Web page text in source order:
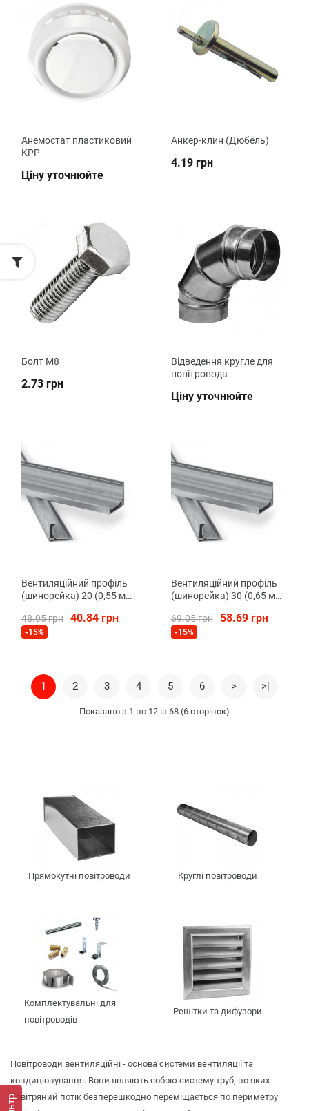
Анемостат пластиковий
KPP
Ціну уточнюйте
Анкер-клин (Дюбель)
4.19 грн
Болт M8
2.73 грн
Відведення кругле для
повітровода
Ціну уточнюйте
Вентиляційний профіль
(шинорейка) 20 (0,55 мм)
40.84 грн
48.05 грн
-15%
Вентиляційний профіль
(шинорейка) 30 (0,65 мм)
58.69 грн
69.05 грн
-15%
1 2 3 4 5 6 > >|
Показано з 1 по 12 із 68 (6 сторінок)
Прямокутні повітроводи Круглі повітроводи
Комплектувальні для
повітроводів
Решітки та дифузори
Повітроводи вентиляційні - основа системи вентиляції та
кондиціонування. Вони являють собою систему труб, по яких
повітряний потік безперешкодно переміщається по периметру